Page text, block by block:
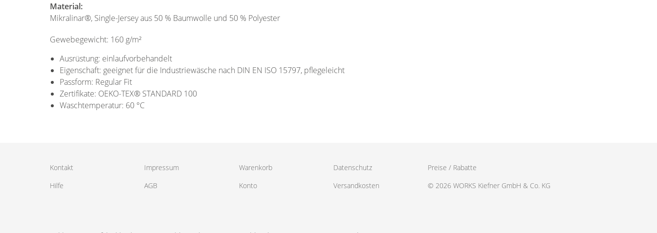
Material:
Mikralinar®, Single-Jersey aus 50 % Baumwolle und 50 % Polyester
Gewebegewicht: 160 g/m²
Ausrüstung: einlaufvorbehandelt
Eigenschaft: geeignet für die Industriewäsche nach DIN EN ISO 15797, pflegeleicht
Passform: Regular Fit
Zertifikate: OEKO-TEX® STANDARD 100
Waschtemperatur: 60 °C
Kontakt
Hilfe
Impressum
AGB
Warenkorb
Konto
Datenschutz
Versandkosten
Preise / Rabatte
© 2026 WORKS Kiefner GmbH & Co. KG